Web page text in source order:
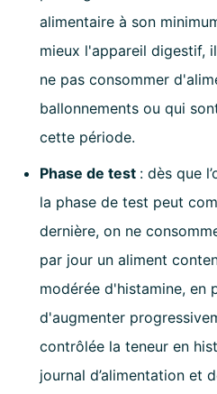
alimentaire à son
mieux l'appareil digestif,
ne pas consommer
ballonnements ou qui
cette période.
Phase de test : dès que
la phase de test peut
dernière, on ne
par jour un aliment
modérée d'histamine, en
d'augmenter
contrôlée la teneur en
journal d’alimentation et